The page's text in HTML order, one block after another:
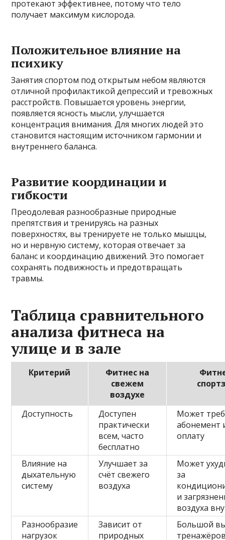
протекают эффективнее, потому что тело
получает максимум кислорода.
Положительное влияние на
психику
Занятия спортом под открытым небом являются
отличной профилактикой депрессий и тревожных
расстройств. Повышается уровень энергии,
появляется ясность мысли, улучшается
концентрация внимания. Для многих людей это
становится настоящим источником гармонии и
внутреннего баланса.
Развитие координации и
гибкости
Преодолевая разнообразные природные
препятствия и тренируясь на разных
поверхностях, вы тренируете не только мышцы,
но и нервную систему, которая отвечает за
баланс и координацию движений. Это помогает
сохранять подвижность и предотвращать
травмы.
Таблица сравнительного
анализа фитнеса на
улице и в зале
Критерий
Фитнес на
свежем
воздухе
Доступность
Доступен
практически
всем, часто
бесплатно
Может
абонемент
оплату
Влияние на
дыхательную
систему
Улучшает за
счёт свежего
воздуха
Может
за
и
воздуха
Разнообразие
нагрузок
Зависит от
природных
Большой